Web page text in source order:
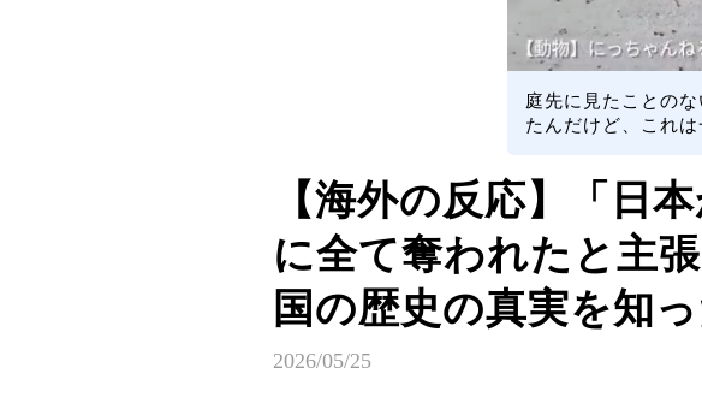
庭先に見たことの
たんだけど、これ
【海外の反応】「日
に全て奪われたと主
国の歴史の真実を知
2026/05/25